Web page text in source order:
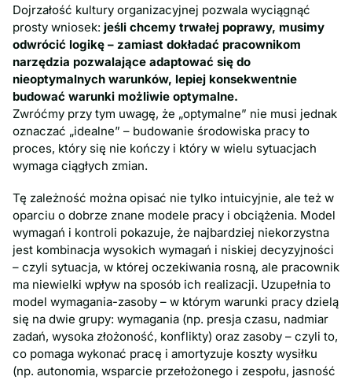
Dojrzałość kultury organizacyjnej pozwala wyciągnąć
prosty wniosek: jeśli chcemy trwałej poprawy, musimy
odwrócić logikę – zamiast dokładać pracownikom
narzędzia pozwalające adaptować się do
nieoptymalnych warunków, lepiej konsekwentnie
budować warunki możliwie optymalne.
Zwróćmy przy tym uwagę, że „optymalne” nie musi jednak
oznaczać „idealne” – budowanie środowiska pracy to
proces, który się nie kończy i który w wielu sytuacjach
wymaga ciągłych zmian.
Tę zależność można opisać nie tylko intuicyjnie, ale też w
oparciu o dobrze znane modele pracy i obciążenia. Model
wymagań i kontroli pokazuje, że najbardziej niekorzystna
jest kombinacja wysokich wymagań i niskiej decyzyjności
– czyli sytuacja, w której oczekiwania rosną, ale pracownik
ma niewielki wpływ na sposób ich realizacji. Uzupełnia to
model wymagania-zasoby – w którym warunki pracy dzielą
się na dwie grupy: wymagania (np. presja czasu, nadmiar
zadań, wysoka złożoność, konflikty) oraz zasoby – czyli to,
co pomaga wykonać pracę i amortyzuje koszty wysiłku
(np. autonomia, wsparcie przełożonego i zespołu, jasność